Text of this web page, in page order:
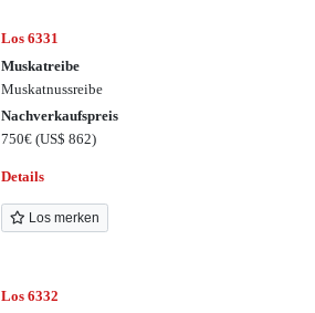
Los 6331
Muskatreibe
Muskatnussreibe
Nachverkaufspreis
750€(US$ 862)
Details
Los merken
Los 6332